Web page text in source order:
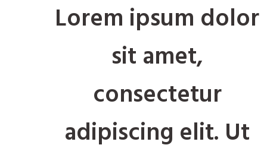
Lorem ipsum dolor
sit amet,
consectetur
adipiscing elit. Ut